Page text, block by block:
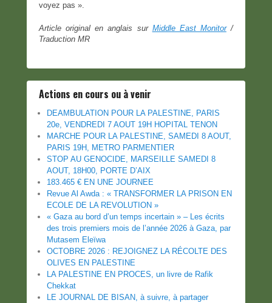
voyez pas ».
Article original en anglais sur Middle East Monitor/
Traduction MR
Actions en cours ou à venir
DEAMBULATION POUR LA PALESTINE, PARIS
20e, VENDREDI 7 AOUT 19H HOPITAL TENON
MARCHE POUR LA PALESTINE, SAMEDI 8 AOUT,
PARIS 19H, METRO PARMENTIER
STOP AU GENOCIDE, MARSEILLE SAMEDI 8
AOUT, 18H00, PORTE D’AIX
183.465 € EN UNE JOURNEE
Revue Al Awda : « TRANSFORMER LA PRISON EN
ECOLE DE LA REVOLUTION »
« Gaza au bord d’un temps incertain » – Les écrits
des trois premiers mois de l’année 2026 à Gaza, par
Mutasem Eleïwa
OCTOBRE 2026 : REJOIGNEZ LA RÉCOLTE DES
OLIVES EN PALESTINE
LA PALESTINE EN PROCES, un livre de Rafik
Chekkat
LE JOURNAL DE BISAN, à suivre, à partager